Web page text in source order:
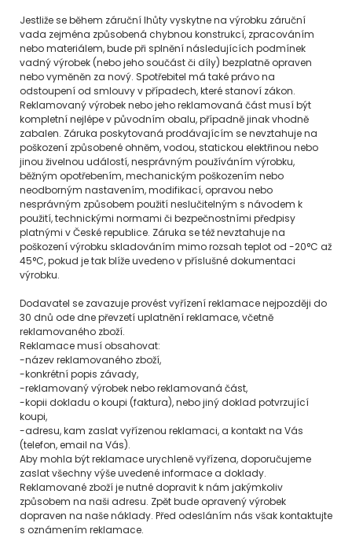
Jestliže se během záruční lhůty vyskytne na výrobku záruční
vada zejména způsobená chybnou konstrukcí, zpracováním
nebo materiálem, bude při splnění následujících podmínek
vadný výrobek (nebo jeho součást či díly) bezplatně opraven
nebo vyměněn za nový. Spotřebitel má také právo na
odstoupení od smlouvy v případech, které stanoví zákon.
Reklamovaný výrobek nebo jeho reklamovaná část musí být
kompletní nejlépe v původním obalu, případně jinak vhodně
zabalen. Záruka poskytovaná prodávajícím se nevztahuje na
poškození způsobené ohněm, vodou, statickou elektřinou nebo
jinou živelnou událostí, nesprávným používáním výrobku,
běžným opotřebením, mechanickým poškozením nebo
neodborným nastavením, modifikací, opravou nebo
nesprávným způsobem použití neslučitelným s návodem k
použití, technickými normami či bezpečnostními předpisy
platnými v České republice. Záruka se též nevztahuje na
poškození výrobku skladováním mimo rozsah teplot od -20°C až
45°C, pokud je tak blíže uvedeno v příslušné dokumentaci
výrobku.
Dodavatel se zavazuje provést vyřízení reklamace nejpozději do
30 dnů ode dne převzetí uplatnění reklamace, včetně
reklamovaného zboží.
Reklamace musí obsahovat:
-název reklamovaného zboží,
-konkrétní popis závady,
-reklamovaný výrobek nebo reklamovaná část,
-kopii dokladu o koupi (faktura), nebo jiný doklad potvrzující
koupi,
-adresu, kam zaslat vyřízenou reklamaci, a kontakt na Vás
(telefon, email na Vás).
Aby mohla být reklamace urychleně vyřízena, doporučujeme
zaslat všechny výše uvedené informace a doklady.
Reklamované zboží je nutné dopravit k nám jakýmkoliv
způsobem na naši adresu. Zpět bude opravený výrobek
dopraven na naše náklady. Před odesláním nás však kontaktujte
s oznámením reklamace.